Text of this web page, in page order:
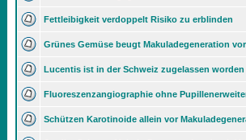
Fettleibigkeit verdoppelt Risiko zu erblinden
Grünes Gemüse beugt Makuladegeneration vor
Lucentis ist in der Schweiz zugelassen worden
Fluoreszenzangiographie ohne
Schützen Karotinoide allein vor